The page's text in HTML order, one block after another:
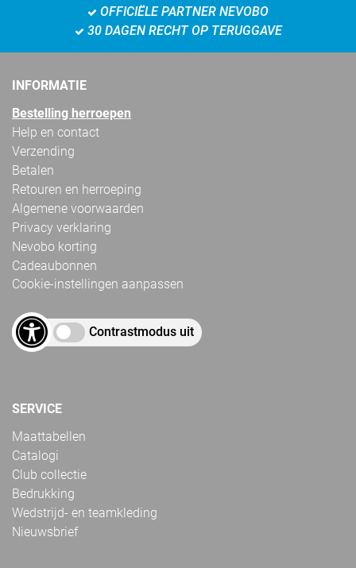
OFFICIËLE PARTNER NEVOBO
30 DAGEN RECHT OP TERUGGAVE
INFORMATIE
Bestelling herroepen
Help en contact
Verzending
Betalen
Retouren en herroeping
Algemene voorwaarden
Privacy verklaring
Nevobo korting
Cadeaubonnen
Cookie-instellingen aanpassen
Contrastmodus uit
SERVICE
Maattabellen
Catalogi
Club collectie
Bedrukking
Wedstrijd- en teamkleding
Nieuwsbrief